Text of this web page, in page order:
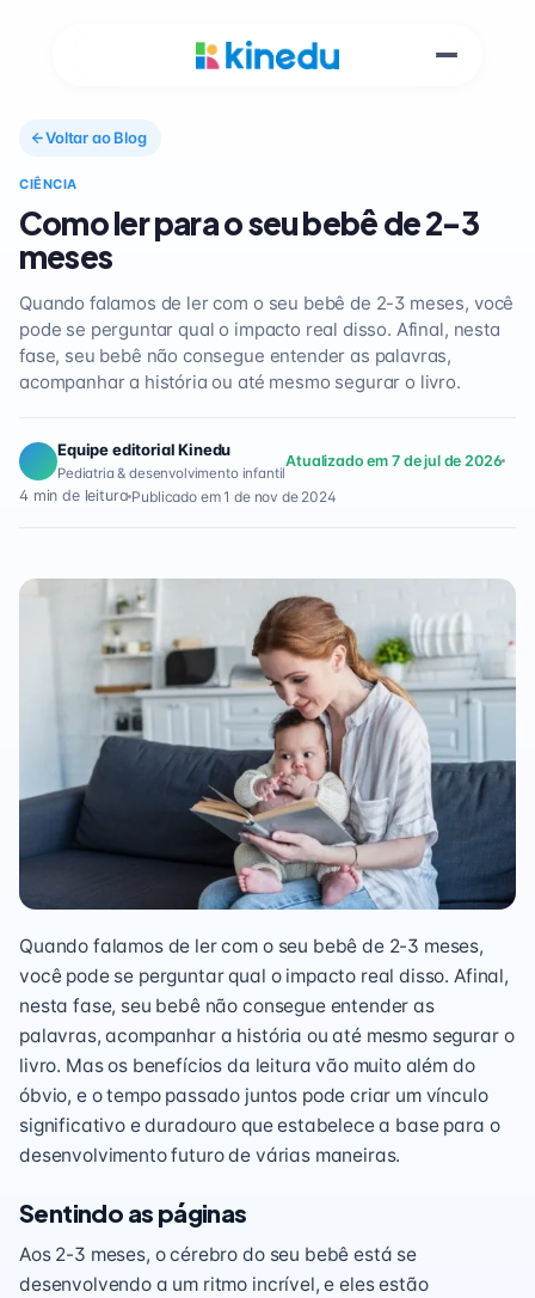
Voltar ao Blog
CIÊNCIA
Como ler para o seu bebê de 2-3
meses
Quando falamos de ler com o seu bebê de 2-3 meses, você
pode se perguntar qual o impacto real disso. Afinal, nesta
fase, seu bebê não consegue entender as palavras,
acompanhar a história ou até mesmo segurar o livro.
Equipe editorial Kinedu
Pediatria & desenvolvimento infantil
Atualizado em 7 de jul de 2026
4 min de leitura Publicado em 1 de nov de 2024
Quando falamos de ler com o seu bebê de 2-3 meses,
você pode se perguntar qual o impacto real disso. Afinal,
nesta fase, seu bebê não consegue entender as
palavras, acompanhar a história ou até mesmo segurar o
livro. Mas os benefícios da leitura vão muito além do
óbvio, e o tempo passado juntos pode criar um vínculo
significativo e duradouro que estabelece a base para o
desenvolvimento futuro de várias maneiras.
Sentindo as páginas
Aos 2-3 meses, o cérebro do seu bebê está se
desenvolvendo a um ritmo incrível, e eles estão